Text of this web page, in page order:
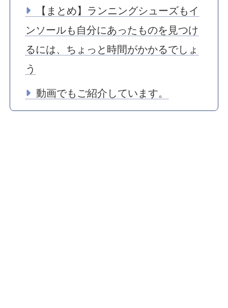
【まとめ】ランニングシューズもイ
ンソールも自分にあったものを見つけ
るには、ちょっと時間がかかるでしょ
う
動画でもご紹介しています。